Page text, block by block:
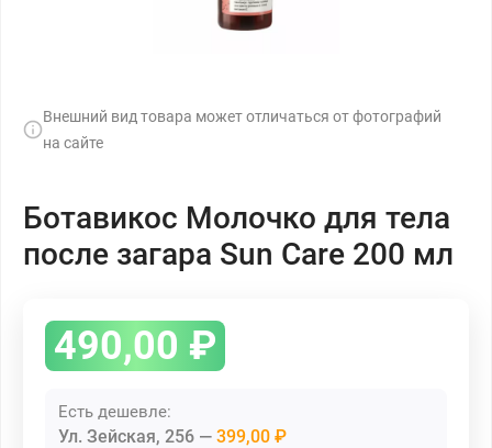
Внешний вид товара может отличаться от фотографий
на сайте
Ботавикос Молочко для тела
после загара Sun Care 200 мл
490,00 ₽
Есть дешевле:
Ул. Зейская, 256 399,00 ₽